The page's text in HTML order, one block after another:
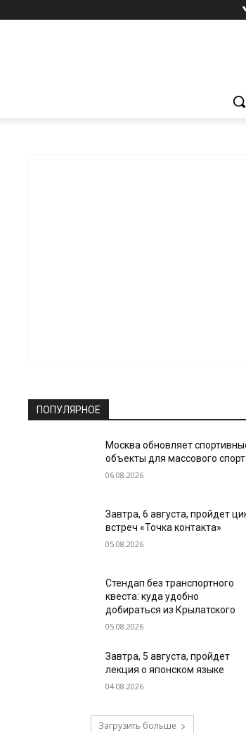
ПОПУЛЯРНОЕ
Москва обновляет
объекты для массового
06.08.2026
Завтра, 6 августа, пройдет
встреч «Точка контакта»
05.08.2026
Стендап без транспортного
квеста: куда удобно
добираться из Крылатского
05.08.2026
Завтра, 5 августа, пройдет
лекция о японском языке
04.08.2026
Загрузить больше